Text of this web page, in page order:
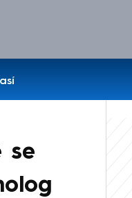
se